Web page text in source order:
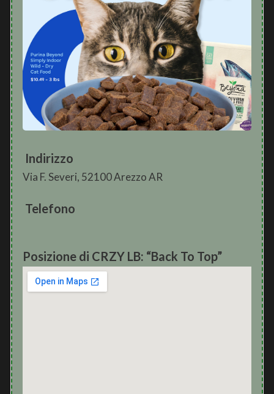
Indirizzo
Via F. Severi, 52100 Arezzo AR
Telefono
Posizione di CRZY LB: “Back To Top”